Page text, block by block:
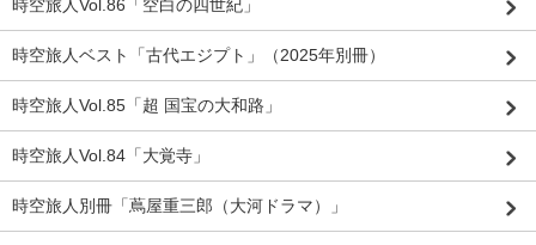
時空旅人Vol.86「空白の四世紀」
時空旅人ベスト「古代エジプト」（2025年別冊）
時空旅人Vol.85「超 国宝の大和路」
時空旅人Vol.84「大覚寺」
時空旅人別冊「蔦屋重三郎（大河ドラマ）」